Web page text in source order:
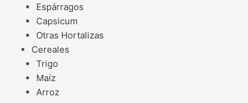
Espárragos
Capsicum
Otras Hortalizas
Cereales
Trigo
Maíz
Arroz